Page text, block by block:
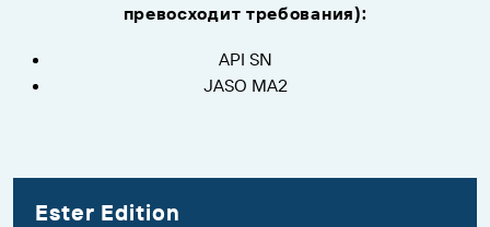
Ester Edition
превосходит требования):
API SN
JASO MA2